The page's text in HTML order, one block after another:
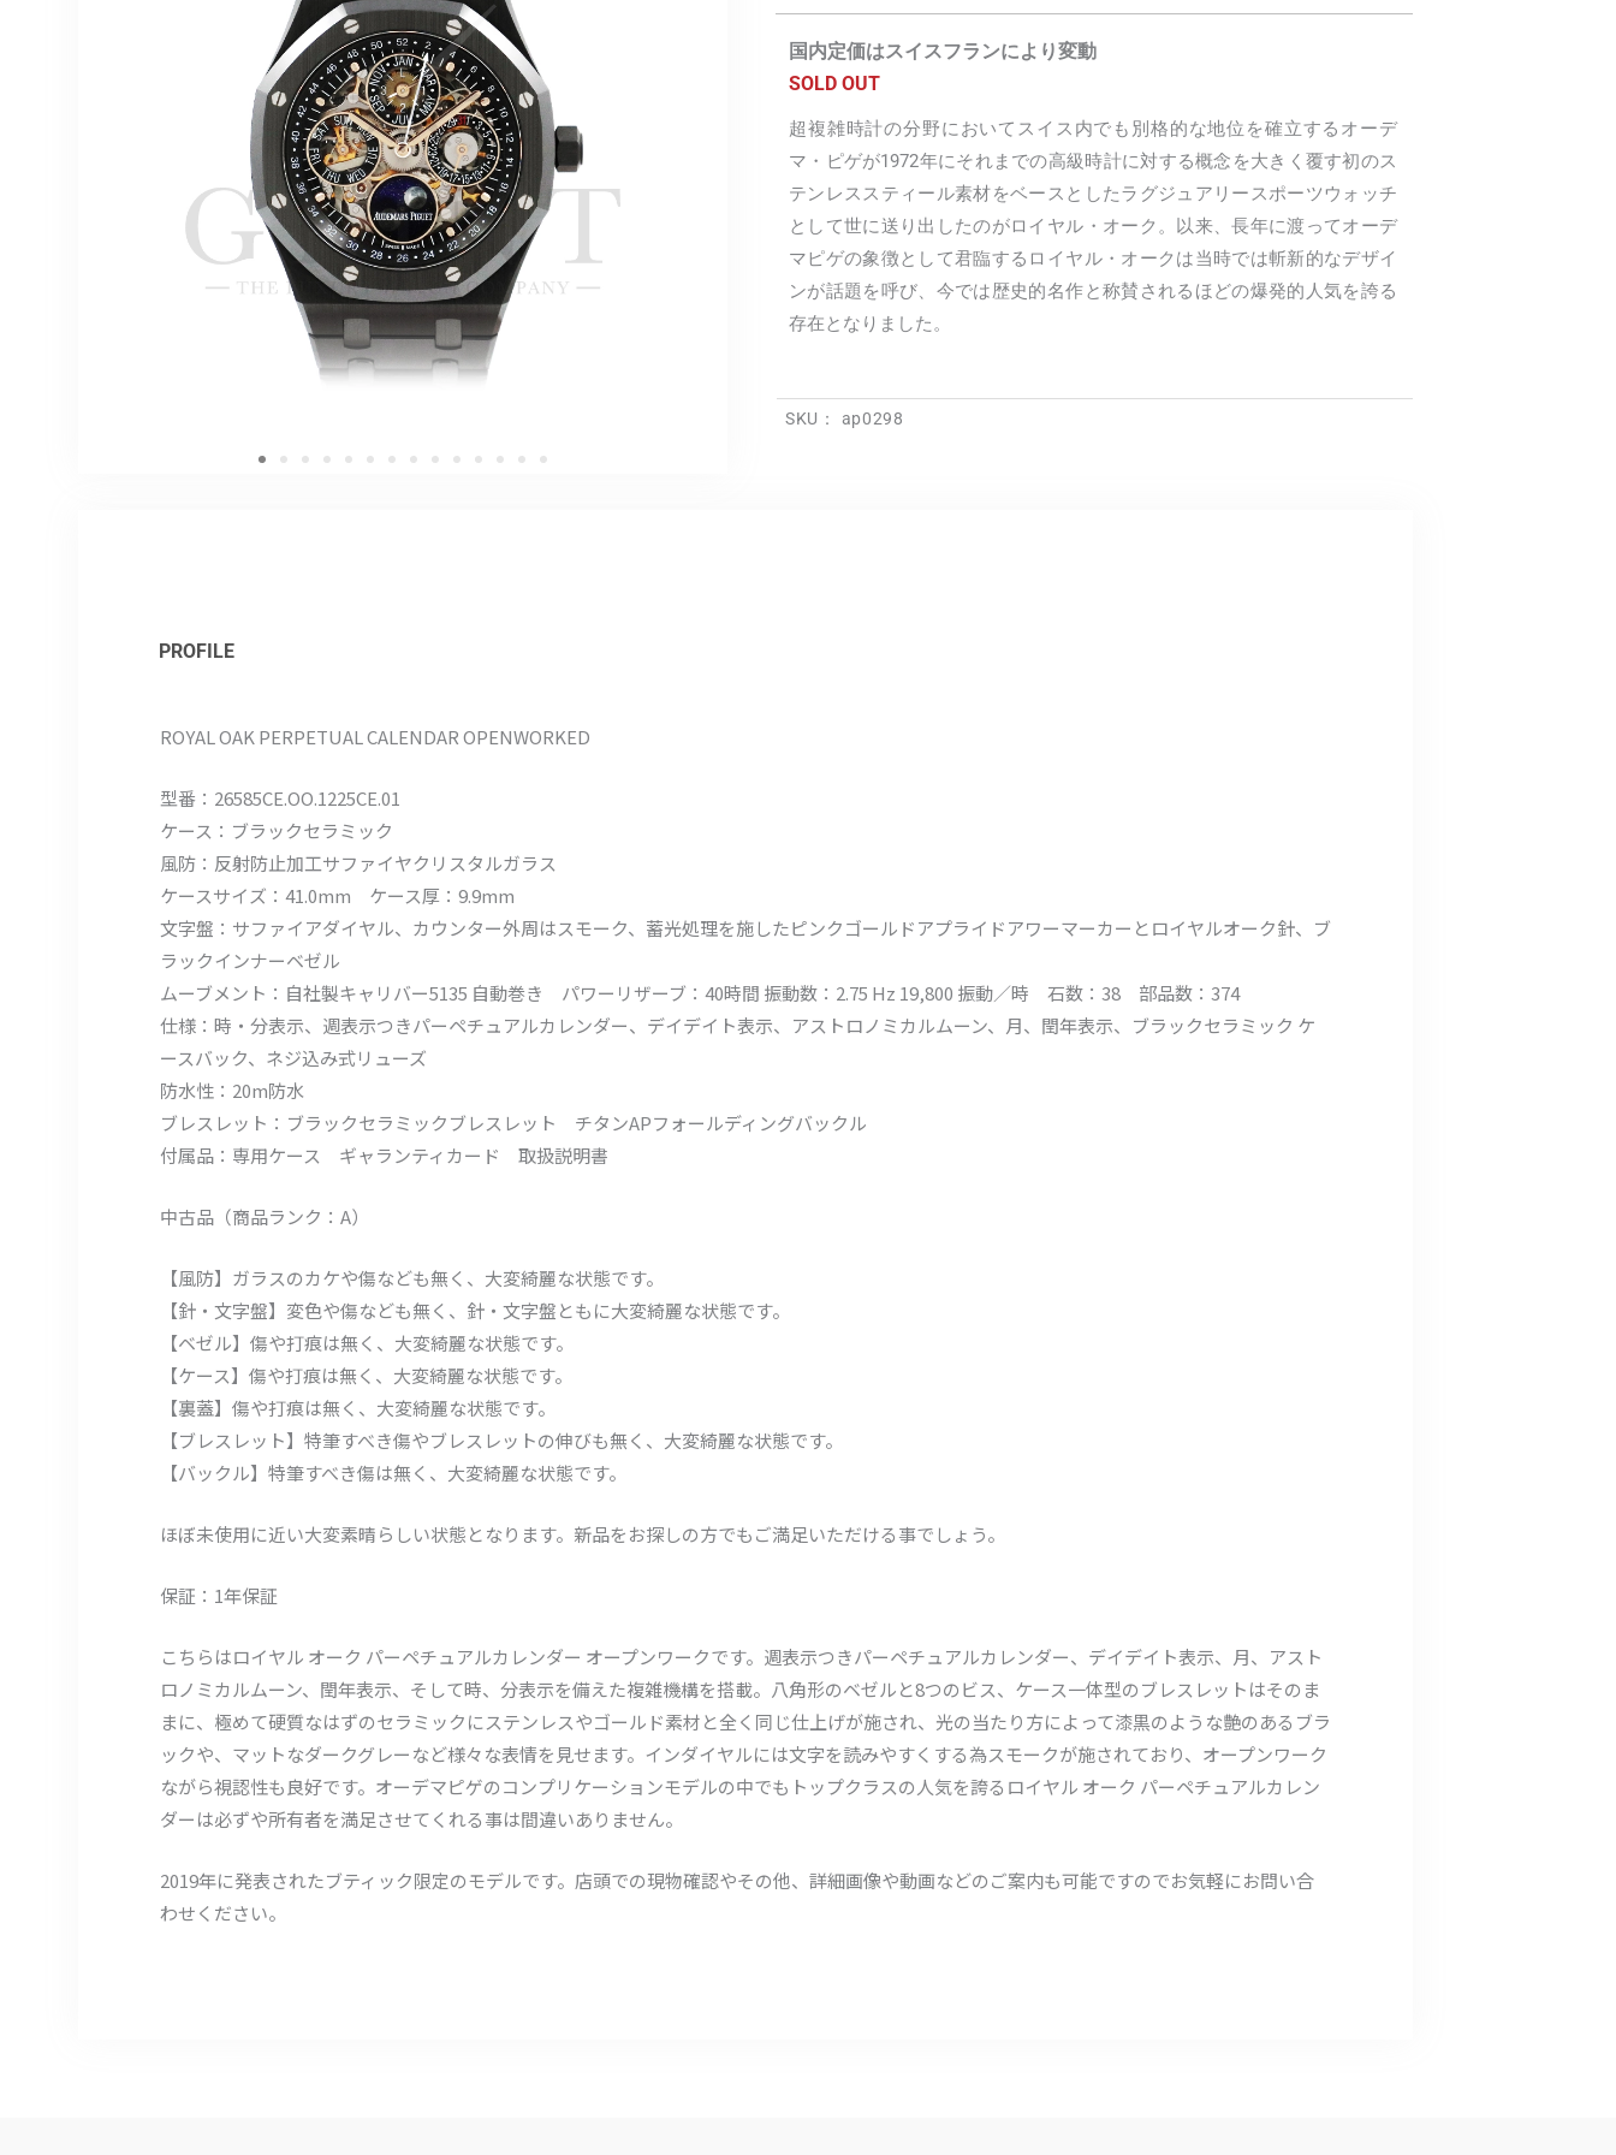
国内定価はスイスフランにより変動
SOLD OUT
超複雑時計の分野においてスイス内でも別格的な地位を確立するオーデ
マ・ピゲが1972年にそれまでの高級時計に対する概念を大きく覆す初のス
テンレススティール素材をベースとしたラグジュアリースポーツウォッチ
として世に送り出したのがロイヤル・オーク。以来、長年に渡ってオーデ
マピゲの象徴として君臨するロイヤル・オークは当時では斬新的なデザイ
ンが話題を呼び、今では歴史的名作と称賛されるほどの爆発的人気を誇る
存在となりました。
SKU： ap0298
PROFILE
ROYAL OAK PERPETUAL CALENDAR OPENWORKED
型番：26585CE.OO.1225CE.01
ケース：ブラックセラミック
風防：反射防止加工サファイヤクリスタルガラス
ケースサイズ：41.0mm ケース厚：9.9mm
文字盤：サファイアダイヤル、カウンター外周はスモーク、蓄光処理を施したピンクゴールドアプライドアワーマーカーとロイヤルオーク針、ブ
ラックインナーベゼル
ムーブメント：自社製キャリバー5135 自動巻き パワーリザーブ：40時間 振動数：2.75 Hz 19,800 振動／時 石数：38 部品数：374
仕様：時・分表示、週表示つきパーペチュアルカレンダー、デイデイト表示、アストロノミカルムーン、月、閏年表示、ブラックセラミック ケ
ースバック、ネジ込み式リューズ
防水性：20m防水
ブレスレット：ブラックセラミックブレスレット チタンAPフォールディングバックル
付属品：専用ケース ギャランティカード 取扱説明書
中古品（商品ランク：A）
【風防】ガラスのカケや傷なども無く、大変綺麗な状態です。
【針・文字盤】変色や傷なども無く、針・文字盤ともに大変綺麗な状態です。
【ベゼル】傷や打痕は無く、大変綺麗な状態です。
【ケース】傷や打痕は無く、大変綺麗な状態です。
【裏蓋】傷や打痕は無く、大変綺麗な状態です。
【ブレスレット】特筆すべき傷やブレスレットの伸びも無く、大変綺麗な状態です。
【バックル】特筆すべき傷は無く、大変綺麗な状態です。
ほぼ未使用に近い大変素晴らしい状態となります。新品をお探しの方でもご満足いただける事でしょう。
保証：1年保証
こちらはロイヤル オーク パーペチュアルカレンダー オープンワークです。週表示つきパーペチュアルカレンダー、デイデイト表示、月、アスト
ロノミカルムーン、閏年表示、そして時、分表示を備えた複雑機構を搭載。八角形のベゼルと8つのビス、ケース一体型のブレスレットはそのま
まに、極めて硬質なはずのセラミックにステンレスやゴールド素材と全く同じ仕上げが施され、光の当たり方によって漆黒のような艶のあるブラ
ックや、マットなダークグレーなど様々な表情を見せます。インダイヤルには文字を読みやすくする為スモークが施されており、オープンワーク
ながら視認性も良好です。オーデマピゲのコンプリケーションモデルの中でもトップクラスの人気を誇るロイヤル オーク パーペチュアルカレン
ダーは必ずや所有者を満足させてくれる事は間違いありません。
2019年に発表されたブティック限定のモデルです。店頭での現物確認やその他、詳細画像や動画などのご案内も可能ですのでお気軽にお問い合
わせください。